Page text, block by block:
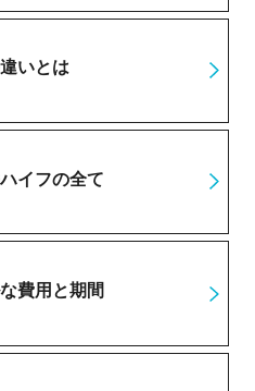
いとは
イフの全て
費用と期間